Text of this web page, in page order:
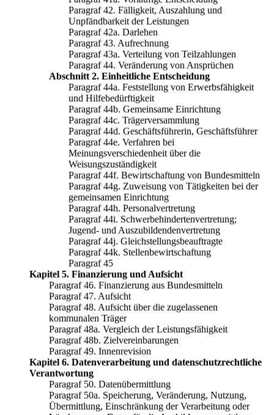
Paragraf 42. Fälligkeit, Auszahlung und
Unpfändbarkeit der Leistungen
Paragraf 42a. Darlehen
Paragraf 43. Aufrechnung
Paragraf 43a. Verteilung von Teilzahlungen
Paragraf 44. Veränderung von Ansprüchen
Abschnitt 2. Einheitliche Entscheidung
Paragraf 44a. Feststellung von Erwerbsfähigkeit
und Hilfebedürftigkeit
Paragraf 44b. Gemeinsame Einrichtung
Paragraf 44c. Trägerversammlung
Paragraf 44d. Geschäftsführerin, Geschäftsführer
Paragraf 44e. Verfahren bei
Meinungsverschiedenheit über die
Weisungszuständigkeit
Paragraf 44f. Bewirtschaftung von Bundesmitteln
Paragraf 44g. Zuweisung von Tätigkeiten bei der
gemeinsamen Einrichtung
Paragraf 44h. Personalvertretung
Paragraf 44i. Schwerbehindertenvertretung;
Jugend- und Auszubildendenvertretung
Paragraf 44j. Gleichstellungsbeauftragte
Paragraf 44k. Stellenbewirtschaftung
Paragraf 45
Kapitel 5. Finanzierung und Aufsicht
Paragraf 46. Finanzierung aus Bundesmitteln
Paragraf 47. Aufsicht
Paragraf 48. Aufsicht über die zugelassenen
kommunalen Träger
Paragraf 48a. Vergleich der Leistungsfähigkeit
Paragraf 48b. Zielvereinbarungen
Paragraf 49. Innenrevision
Kapitel 6. Datenverarbeitung und datenschutzrechtliche
Verantwortung
Paragraf 50. Datenübermittlung
Paragraf 50a. Speicherung, Veränderung, Nutzung,
Übermittlung, Einschränkung der Verarbeitung oder